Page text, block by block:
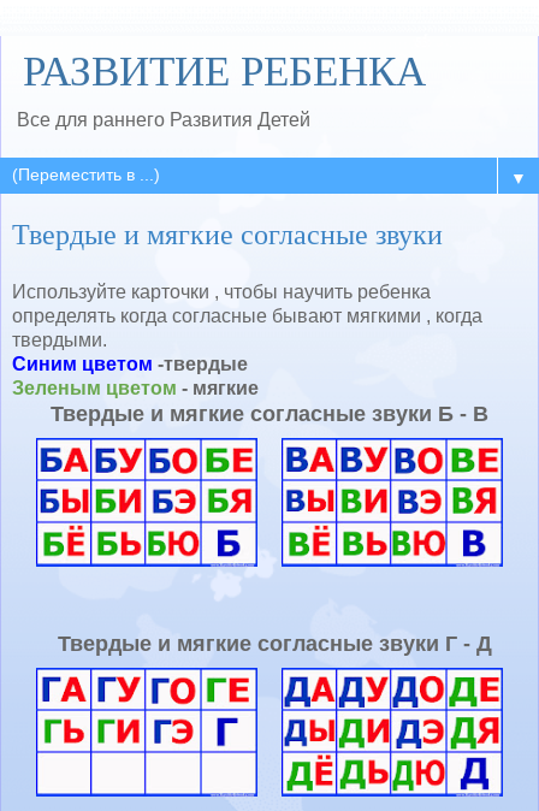
РАЗВИТИЕ РЕБЕНКА
Все для раннего Развития Детей
▼
Твердые и мягкие согласные звуки
Используйте карточки , чтобы научить ребенка
определять когда согласные бывают мягкими , когда
твердыми.
Синим цветом -твердые
Зеленым цветом - мягкие
Твердые и мягкие согласные звуки Б - В
Твердые и мягкие согласные звуки Г - Д